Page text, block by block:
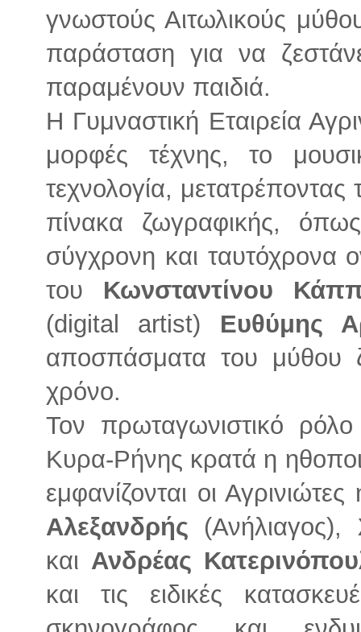
γνωστούς Αιτωλικούς
παράσταση για να
παραμένουν παιδιά.
Η Γυμναστική Εταιρεία
μορφές τέχνης, το
τεχνολογία,
πίνακα ζωγραφικής, όπως
σύγχρονη και ταυτόχρονα
του Κωνσταντίνου
(digital artist) Ευθύμης
αποσπάσματα του μύθου
χρόνο.
Τον πρωταγωνιστικό
Κυρα-Ρήνης κρατά η
εμφανίζονται οι
Αλεξανδρής (Ανήλιαγος),
και Ανδρέας
και τις ειδικές